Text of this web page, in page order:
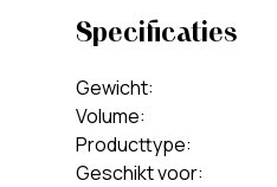
Specificaties
Gewicht:
Volume:
Producttype:
Geschikt voor: